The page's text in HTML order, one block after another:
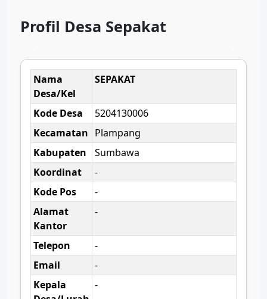
Profil Desa Sepakat
Nama
Desa/Kel
SEPAKAT
Kode Desa
5204130006
Kecamatan Plampang
Kabupaten
Sumbawa
Koordinat
-
Kode Pos
-
Alamat
Kantor
-
Telepon
-
Email
-
Kepala
-